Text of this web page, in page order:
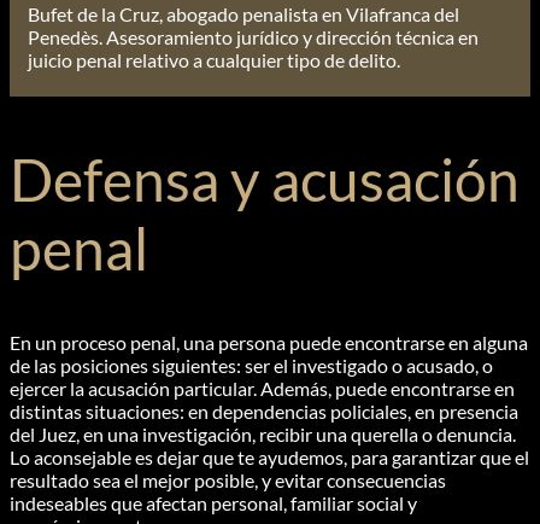
Bufet de la Cruz, abogado penalista en Vilafranca del
Penedès. Asesoramiento jurídico y dirección técnica en
juicio penal relativo a cualquier tipo de delito.
Defensa y acusación
penal
En un proceso penal, una persona puede encontrarse en alguna
de las posiciones siguientes: ser el investigado o acusado, o
ejercer la acusación particular. Además, puede encontrarse en
distintas situaciones: en dependencias policiales, en presencia
del Juez, en una investigación, recibir una querella o denuncia.
Lo aconsejable es dejar que te ayudemos, para garantizar que el
resultado sea el mejor posible, y evitar consecuencias
indeseables que afectan personal, familiar social y